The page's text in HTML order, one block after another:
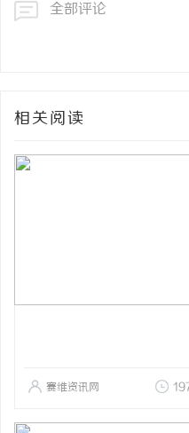
全部评论
相关阅读
赛维资讯网